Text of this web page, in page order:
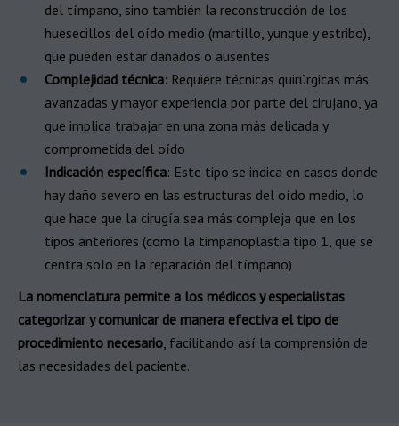
del tímpano, sino también la reconstrucción de los
huesecillos del oído medio (martillo, yunque y estribo),
que pueden estar dañados o ausentes
Complejidad técnica: Requiere técnicas quirúrgicas más
avanzadas y mayor experiencia por parte del cirujano, ya
que implica trabajar en una zona más delicada y
comprometida del oído
Indicación específica: Este tipo se indica en casos donde
hay daño severo en las estructuras del oído medio, lo
que hace que la cirugía sea más compleja que en los
tipos anteriores (como la timpanoplastia tipo 1, que se
centra solo en la reparación del tímpano)
La nomenclatura permite a los médicos y especialistas
categorizar y comunicar de manera efectiva el tipo de
procedimiento necesario, facilitando así la comprensión de
las necesidades del paciente.